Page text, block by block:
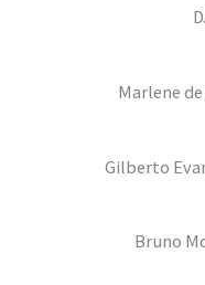
Marlene
Gilberto
Bruno